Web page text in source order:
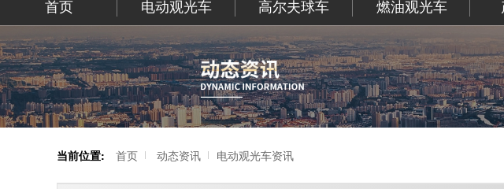
首页 电动观光车 高尔夫球车 燃油观光车
当前位置: 首页 动态资讯 电动观光车资讯